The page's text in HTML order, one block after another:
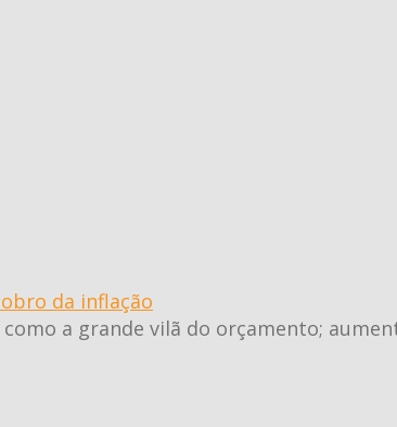
da inflação
a grande vilã do orçamento;